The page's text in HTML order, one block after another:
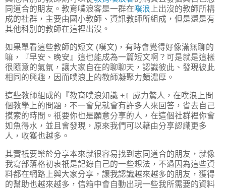
同道合的朋友。教育噗浪客是一群在噗浪上出沒的教師所構
成的社群，主要由國小教師、資訊教師所組成，但是還是有
其他科別的教師在這裡出沒。
如果單看這些教師的短文 (噗文)，有時會覺得好像滿無聊的
嘛，『早安、晚安』這也能成為一篇短文啊？可是就是這樣
很隨意的氣氛，讓大家自在的聊聊天，認識彼此、發現彼此
相同的興趣，因而噗浪上的教師凝聚力頗濃厚。
這些教師組成的『教育噗浪知識 +』威力驚人，在噗浪上問
個教學上的問題，不一會兒就會有許多人來回答，省去自己
摸索的時間。祇要你也是願意分享的人，在這個社群裡你會
如魚得水，並且會發現，原來我們可以藉由分享認識更多
人，收獲也越多。
其實祇要樂於分享本來就很容易找到志同道合的朋友，就像
我寫部落格初衷祇是記錄自己的一些想法，不過因為這些資
料都在網路上與大家分享，讓我認識越來越多的朋友，獲得
的幫助也越來越多，信箱中會自動出現一些我所需要的資料